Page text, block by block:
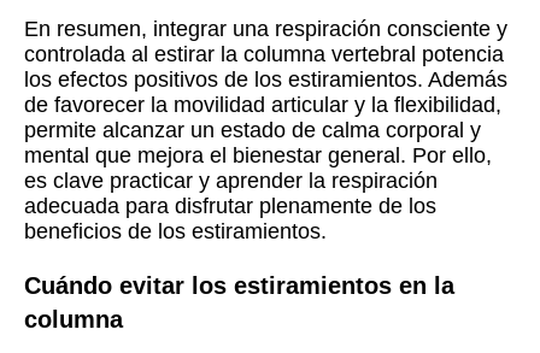
En resumen, integrar una respiración consciente y
controlada al estirar la columna vertebral potencia
los efectos positivos de los estiramientos. Además
de favorecer la movilidad articular y la flexibilidad,
permite alcanzar un estado de calma corporal y
mental que mejora el bienestar general. Por ello,
es clave practicar y aprender la respiración
adecuada para disfrutar plenamente de los
beneficios de los estiramientos.
Cuándo evitar los estiramientos en la
columna